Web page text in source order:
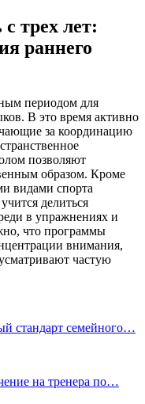
трех лет:
раннего
периодом для
В это время активно
за координацию
позволяют
образом. Кроме
видами спорта
делиться
в упражнениях и
что программы
внимания,
частую
стандарт семейного…
на тренера по…